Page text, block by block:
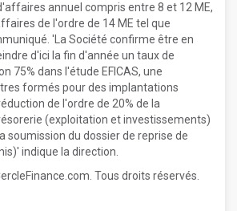
annuel compris entre 8 et 12 ME,
de l'ordre de 14 ME tel que
'La Société confirme être en
d'ici la fin d'année un taux de
75% dans l'étude EFICAS, une
formés pour des implantations
de l'ordre de 20% de la
(exploitation et investissements)
soumission du dossier de reprise de
indique la direction.
Tous droits réservés.